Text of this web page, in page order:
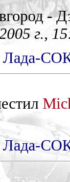
-
г.,
Лада-
Лада-